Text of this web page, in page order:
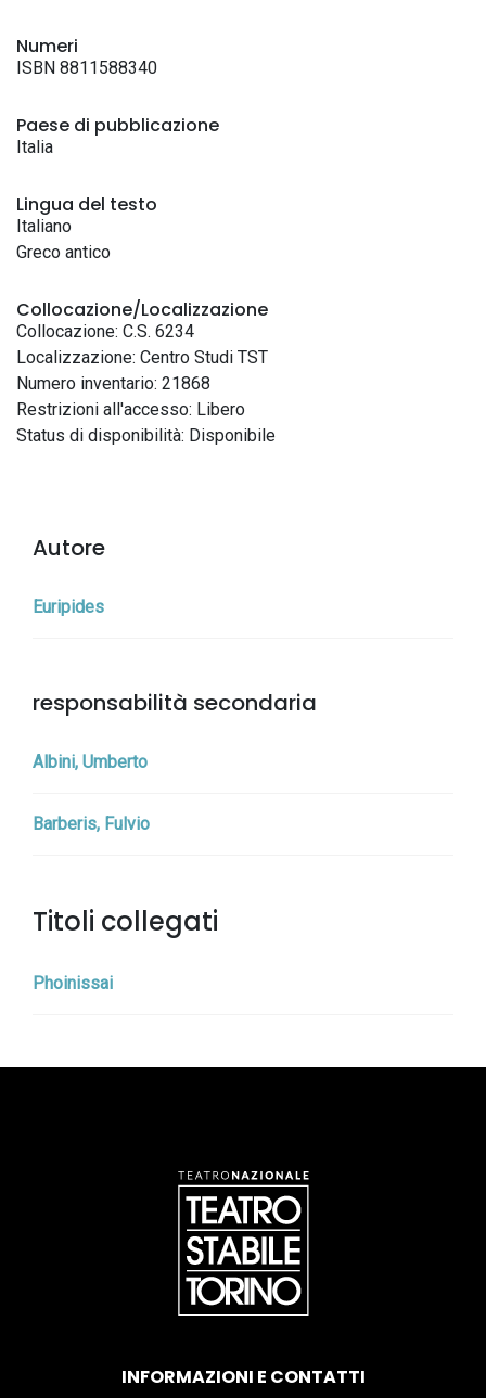
Numeri
ISBN 8811588340
Paese di pubblicazione
Italia
Lingua del testo
Italiano
Greco antico
Collocazione/Localizzazione
Collocazione: C.S. 6234
Localizzazione: Centro Studi TST
Numero inventario: 21868
Restrizioni all'accesso: Libero
Status di disponibilità: Disponibile
Autore
Euripides
responsabilità secondaria
Albini, Umberto
Barberis, Fulvio
Titoli collegati
Phoinissai
INFORMAZIONI E CONTATTI